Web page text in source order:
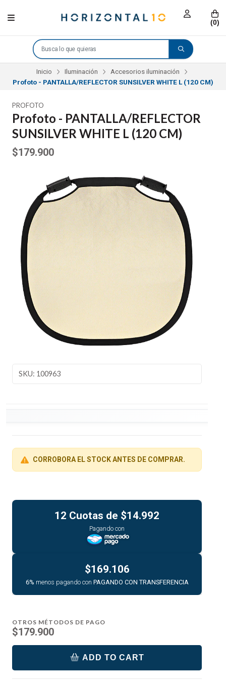
(0)
Inicio Iluminación
Accesorios iluminación
Profoto - PANTALLA/REFLECTOR SUNSILVER WHITE L (120 CM)
PROFOTO
Profoto - PANTALLA/REFLECTOR
SUNSILVER WHITE L (120 CM)
$179.900
SKU: 100963
CORROBORA EL STOCK ANTES DE COMPRAR.
12 Cuotas de $14.992
Pagando con
$169.106
6% menos pagando con PAGANDO CON TRANSFERENCIA
OTROS MÉTODOS DE PAGO
$179.900
ADD TO CART